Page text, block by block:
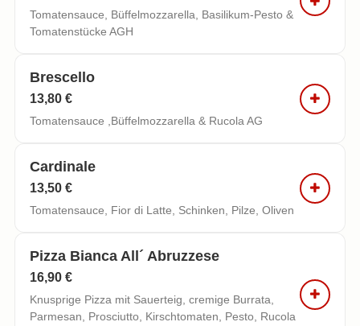
Tomatensauce, Büffelmozzarella, Basilikum-Pesto &
Tomatenstücke AGH
Brescello
13,80 €
Tomatensauce ,Büffelmozzarella & Rucola AG
Cardinale
13,50 €
Tomatensauce, Fior di Latte, Schinken, Pilze, Oliven
Pizza Bianca All´ Abruzzese
16,90 €
Knusprige Pizza mit Sauerteig, cremige Burrata,
Parmesan, Prosciutto, Kirschtomaten, Pesto, Rucola